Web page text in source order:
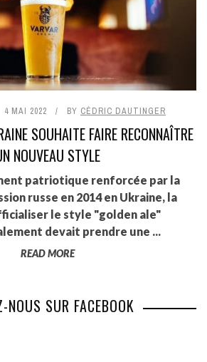
4 MAI 2022 BY CÉDRIC DAUTINGER
SOUHAITE FAIRE RECONNAÎTRE
NOUVEAU STYLE
patriotique renforcée par la
russe en 2014 en Ukraine, la
le style "golden ale"
devait prendre une ...
READ MORE
NOUS SUR FACEBOOK